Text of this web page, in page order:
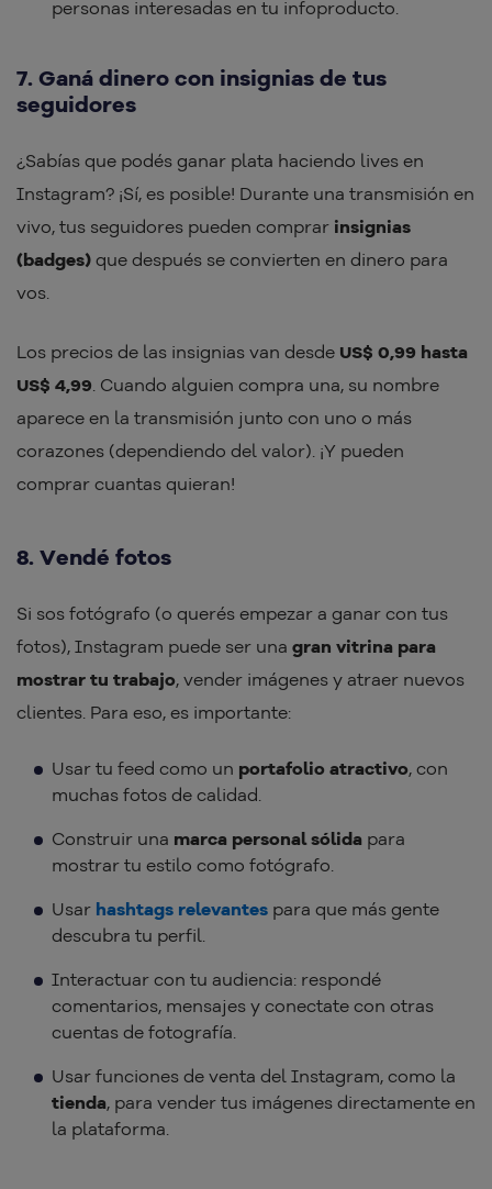
personas interesadas en tu infoproducto.
7. Ganá dinero con insignias de tus
seguidores
¿Sabías que podés ganar plata haciendo lives en
Instagram? ¡Sí, es posible! Durante una transmisión en
vivo, tus seguidores pueden comprar insignias
(badges) que después se convierten en dinero para
vos.
Los precios de las insignias van desde US$ 0,99 hasta
US$ 4,99. Cuando alguien compra una, su nombre
aparece en la transmisión junto con uno o más
corazones (dependiendo del valor). ¡Y pueden
comprar cuantas quieran!
8. Vendé fotos
Si sos fotógrafo (o querés empezar a ganar con tus
fotos), Instagram puede ser una gran vitrina para
mostrar tu trabajo, vender imágenes y atraer nuevos
clientes. Para eso, es importante:
Usar tu feed como un portafolio atractivo, con
muchas fotos de calidad.
Construir una marca personal sólida para
mostrar tu estilo como fotógrafo.
Usar hashtags relevantes para que más gente
descubra tu perfil.
Interactuar con tu audiencia: respondé
comentarios, mensajes y conectate con otras
cuentas de fotografía.
Usar funciones de venta del Instagram, como la
tienda, para vender tus imágenes directamente en
la plataforma.